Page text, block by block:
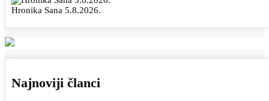
Hronika Sana 5.8.2026.
Najnoviji članci